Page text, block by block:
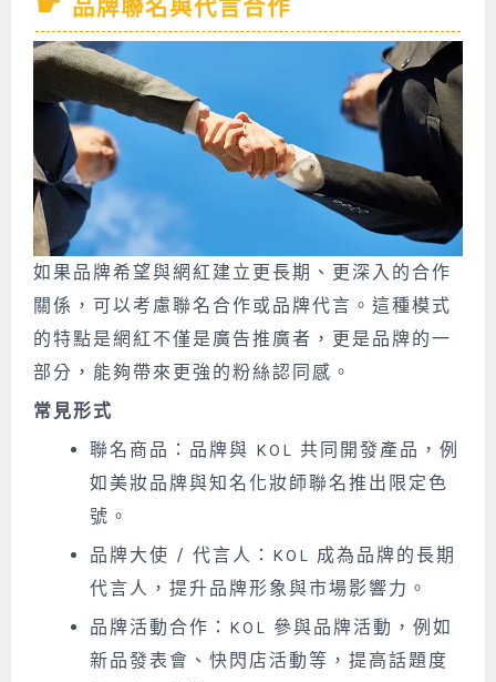
品牌聯名與代言合作
如果品牌希望與網紅建立更長期、更深入的合作
關係，可以考慮聯名合作或品牌代言。這種模式
的特點是網紅不僅是廣告推廣者，更是品牌的一
部分，能夠帶來更強的粉絲認同感。
常見形式
聯名商品：品牌與 KOL 共同開發產品，例
如美妝品牌與知名化妝師聯名推出限定色
號。
品牌大使 / 代言人：KOL 成為品牌的長期
代言人，提升品牌形象與市場影響力。
品牌活動合作：KOL 參與品牌活動，例如
新品發表會、快閃店活動等，提高話題度